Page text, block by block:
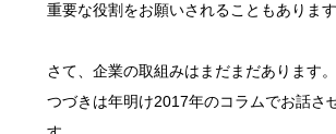
重要な役割をお願いされることもあります
さて、企業の取組みはまだまだあります。
つづきは年明け2017年のコラムでお話さ